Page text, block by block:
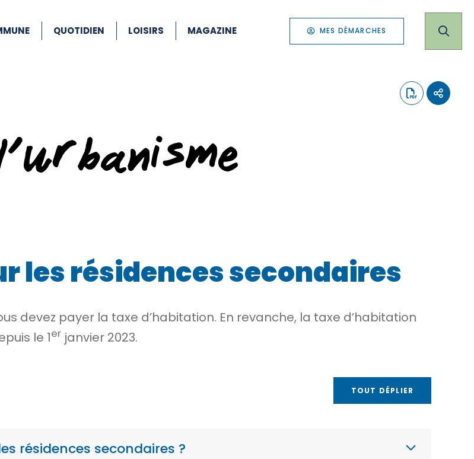
QUOTIDIEN LOISIRS MAGAZINE MES DÉMARCHES
les résidences secondaires
devez payer la taxe d’habitation. En revanche, la taxe d’habitation
le 1er janvier 2023.
TOUT DÉPLIER
résidences secondaires ?